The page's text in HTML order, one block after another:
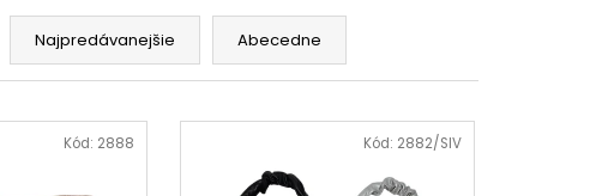
Najpredávanejšie Abecedne
Kód: 2888 Kód: 2882/SIV